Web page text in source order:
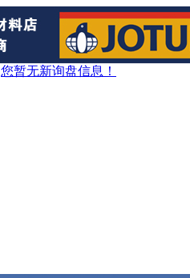
您暂无新询盘信息！